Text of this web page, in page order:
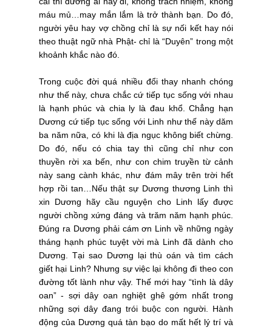
máu mủ…may mắn lắm là trở thành bạn. Do đó,
người yêu hay vợ chồng chỉ là sự nối kết hay nói
theo thuật ngữ nhà Phật- chỉ là “Duyên” trong một
khoảnh khắc nào đó.
Trong cuộc đời quá nhiều đổi thay nhanh chóng
như thế này, chưa chắc cứ tiếp tục sống với nhau
là hạnh phúc và chia ly là đau khổ. Chẳng hạn
Dương cứ tiếp tục sống với Linh như thế này dăm
ba năm nữa, có khi là địa ngục không biết chừng.
Do đó, nếu có chia tay thì cũng chỉ như con
thuyền rời xa bến, như con chim truyền từ cảnh
này sang cành khác, như đám mây trên trời hết
hợp rồi tan…Nếu thật sự Dương thương Linh thì
xin Dương hãy cầu nguyện cho Linh lấy được
người chồng xứng đáng và trăm năm hạnh phúc.
Đúng ra Dương phải cám ơn Linh về những ngày
tháng hạnh phúc tuyệt vời mà Linh đã dành cho
Dương. Tại sao Dương lại thù oán và tìm cách
giết hại Linh? Nhưng sự việc lại không đi theo con
đường tốt lành như vậy. Thế mới hay “tình là dây
oan” - sợi dây oan nghiệt ghê gớm nhất trong
những sợi dây đang trói buộc con người. Hành
động của Dương quá tàn bạo do mất hết lý trí và